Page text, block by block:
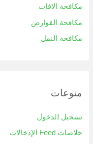
مكافحة الافات
مكافحة القوارض
مكافحة النمل
منوعات
تسجيل الدخول
خلاصات Feed الإدخالات